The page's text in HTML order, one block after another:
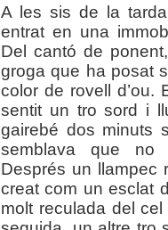
A les sis de la
entrat en una
Del cantó de
groga que ha posat
color de rovell d’ou.
sentit un tro sord i
gairebé dos minuts
semblava que no
Després un llampec
creat com un esclat
molt reculada del